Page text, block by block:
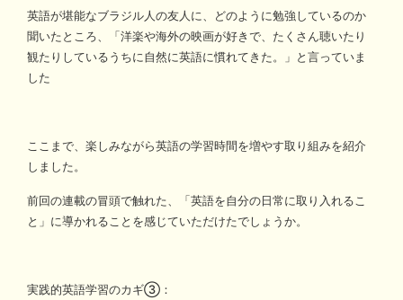
英語が堪能なブラジル人の友人に、どのように勉強しているのか
聞いたところ、「洋楽や海外の映画が好きで、たくさん聴いたり
観たりしているうちに自然に英語に慣れてきた。」と言っていま
した
ここまで、楽しみながら英語の学習時間を増やす取り組みを紹介
しました。
前回の連載の冒頭で触れた、「英語を自分の日常に取り入れるこ
と」に導かれることを感じていただけたでしょうか。
実践的英語学習のカギ③：